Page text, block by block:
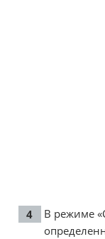
В режиме